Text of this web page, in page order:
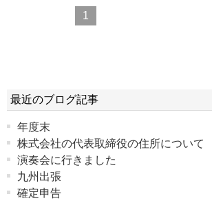
1
最近のブログ記事
年度末
株式会社の代表取締役の住所について
演奏会に行きました
九州出張
確定申告